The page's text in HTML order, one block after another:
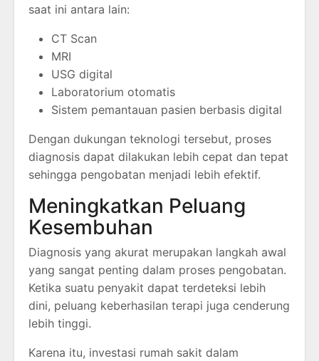
saat ini antara lain:
CT Scan
MRI
USG digital
Laboratorium otomatis
Sistem pemantauan pasien berbasis digital
Dengan dukungan teknologi tersebut, proses
diagnosis dapat dilakukan lebih cepat dan tepat
sehingga pengobatan menjadi lebih efektif.
Meningkatkan Peluang
Kesembuhan
Diagnosis yang akurat merupakan langkah awal
yang sangat penting dalam proses pengobatan.
Ketika suatu penyakit dapat terdeteksi lebih
dini, peluang keberhasilan terapi juga cenderung
lebih tinggi.
Karena itu, investasi rumah sakit dalam